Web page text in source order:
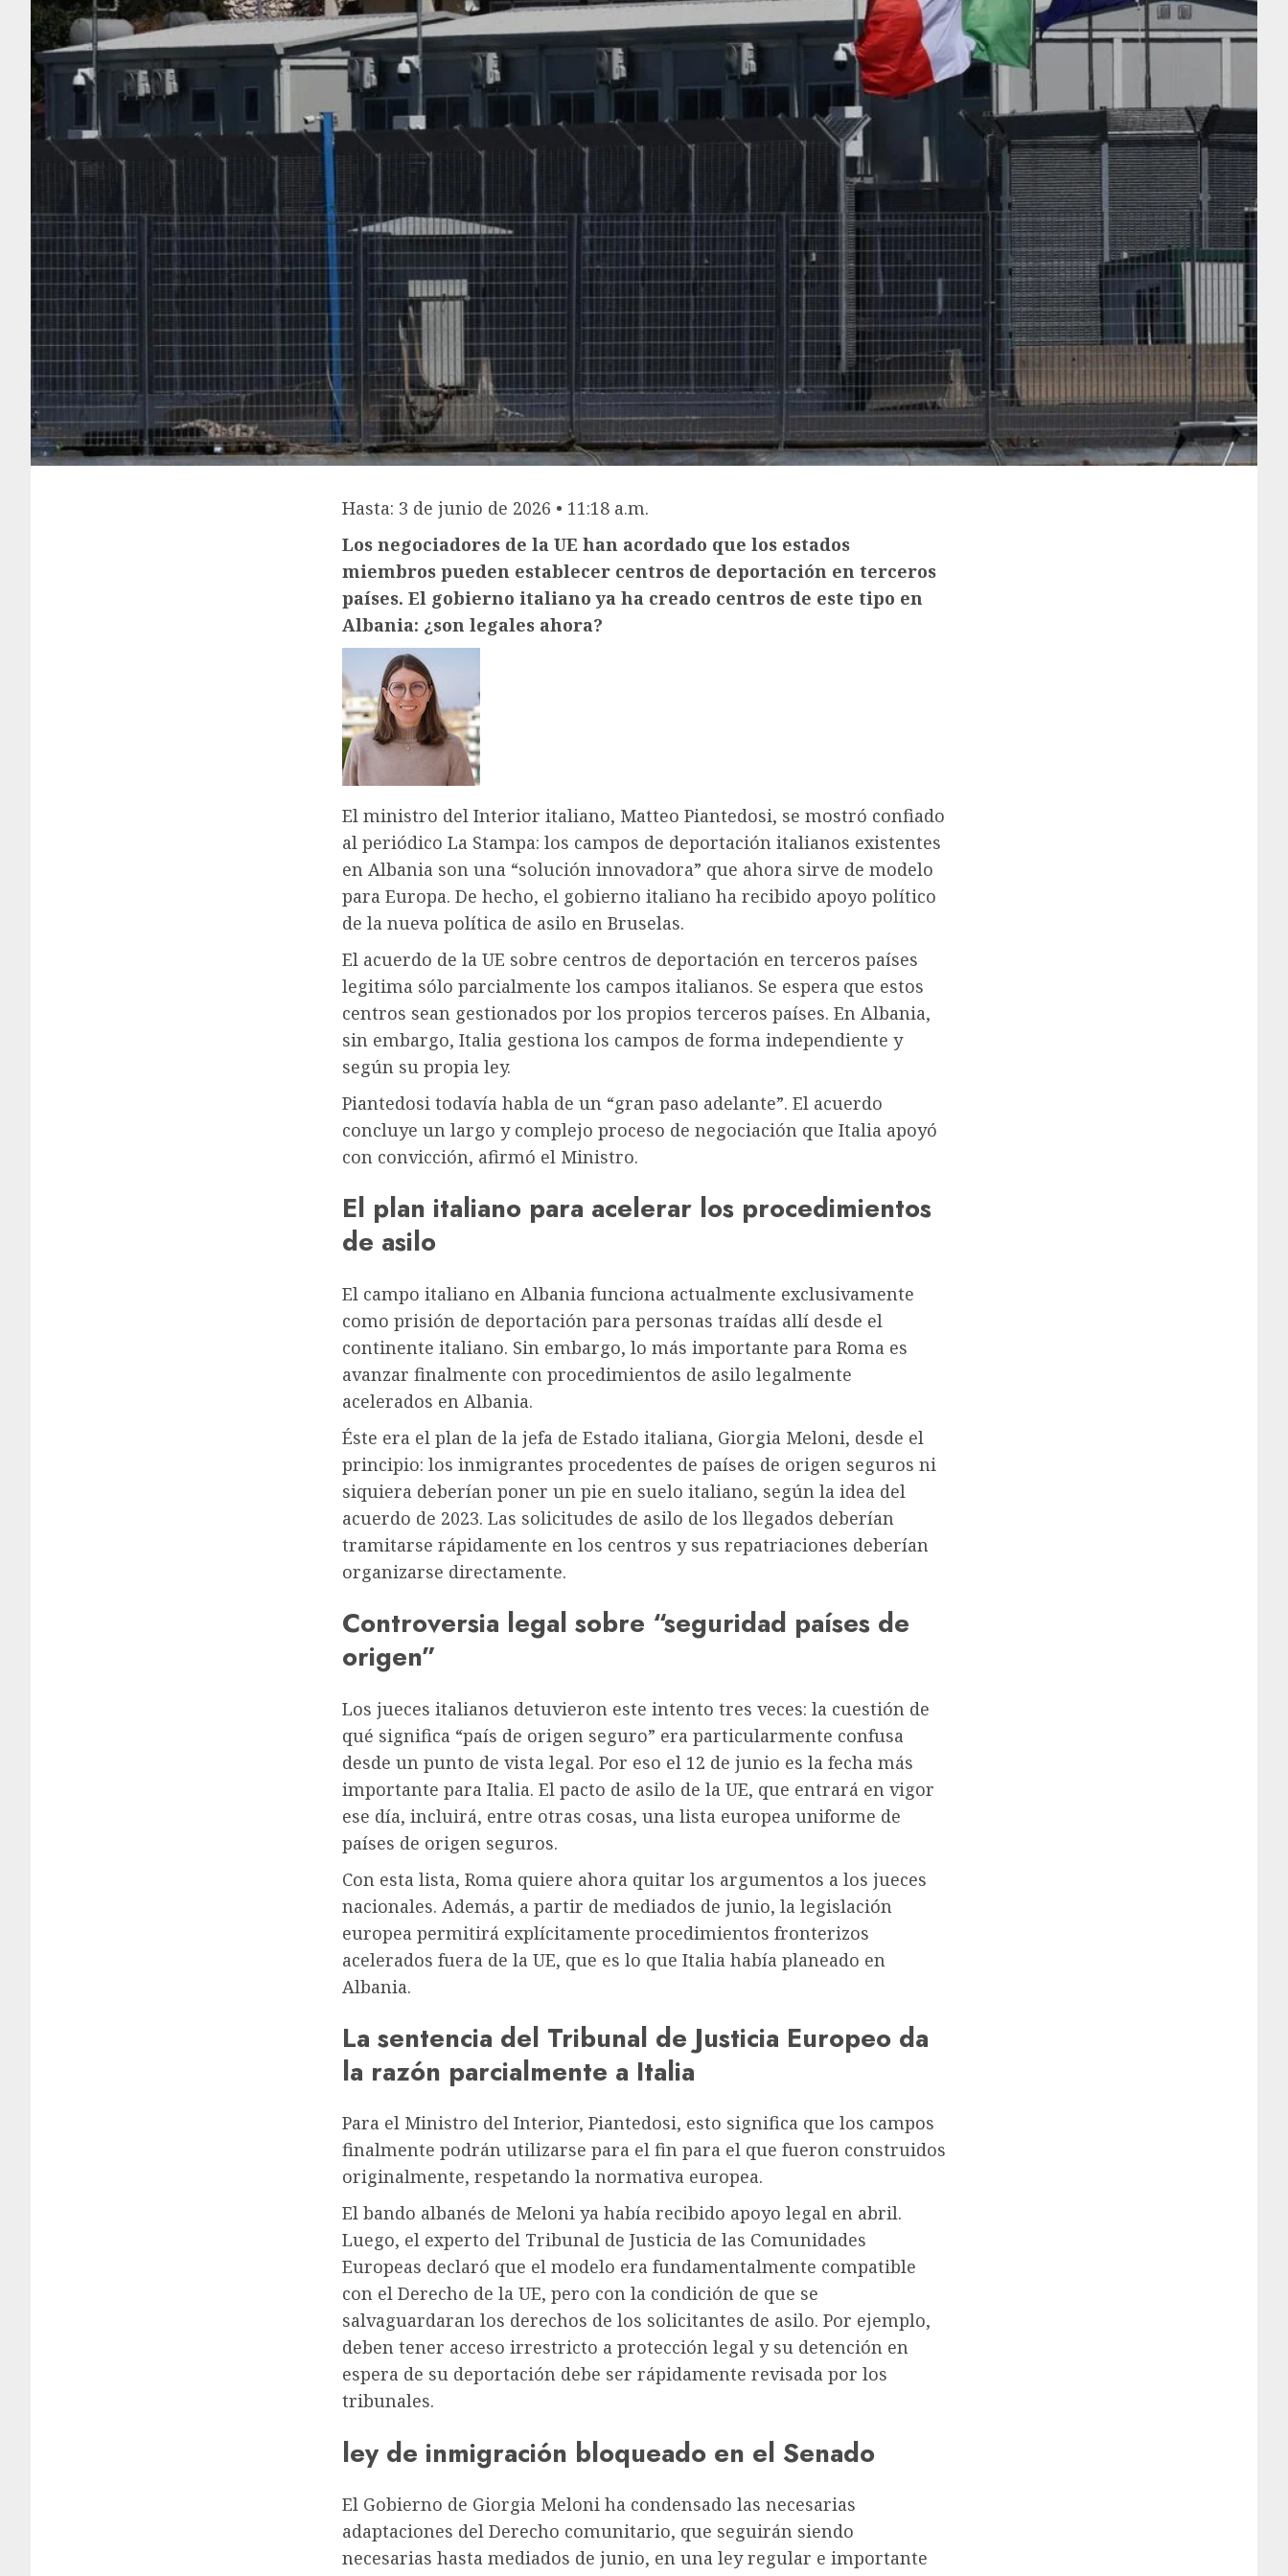
Hasta: 3 de junio de 2026 • 11:18 a.m.
Los negociadores de la UE han acordado que los estados
miembros pueden establecer centros de deportación en terceros
países. El gobierno italiano ya ha creado centros de este tipo en
Albania: ¿son legales ahora?
El ministro del Interior italiano, Matteo Piantedosi, se mostró confiado
al periódico La Stampa: los campos de deportación italianos existentes
en Albania son una “solución innovadora” que ahora sirve de modelo
para Europa. De hecho, el gobierno italiano ha recibido apoyo político
de la nueva política de asilo en Bruselas.
El acuerdo de la UE sobre centros de deportación en terceros países
legitima sólo parcialmente los campos italianos. Se espera que estos
centros sean gestionados por los propios terceros países. En Albania,
sin embargo, Italia gestiona los campos de forma independiente y
según su propia ley.
Piantedosi todavía habla de un “gran paso adelante”. El acuerdo
concluye un largo y complejo proceso de negociación que Italia apoyó
con convicción, afirmó el Ministro.
El plan italiano para acelerar los procedimientos
de asilo
El campo italiano en Albania funciona actualmente exclusivamente
como prisión de deportación para personas traídas allí desde el
continente italiano. Sin embargo, lo más importante para Roma es
avanzar finalmente con procedimientos de asilo legalmente
acelerados en Albania.
Éste era el plan de la jefa de Estado italiana, Giorgia Meloni, desde el
principio: los inmigrantes procedentes de países de origen seguros ni
siquiera deberían poner un pie en suelo italiano, según la idea del
acuerdo de 2023. Las solicitudes de asilo de los llegados deberían
tramitarse rápidamente en los centros y sus repatriaciones deberían
organizarse directamente.
Controversia legal sobre “seguridad países de
origen”
Los jueces italianos detuvieron este intento tres veces: la cuestión de
qué significa “país de origen seguro” era particularmente confusa
desde un punto de vista legal. Por eso el 12 de junio es la fecha más
importante para Italia. El pacto de asilo de la UE, que entrará en vigor
ese día, incluirá, entre otras cosas, una lista europea uniforme de
países de origen seguros.
Con esta lista, Roma quiere ahora quitar los argumentos a los jueces
nacionales. Además, a partir de mediados de junio, la legislación
europea permitirá explícitamente procedimientos fronterizos
acelerados fuera de la UE, que es lo que Italia había planeado en
Albania.
La sentencia del Tribunal de Justicia Europeo da
la razón parcialmente a Italia
Para el Ministro del Interior, Piantedosi, esto significa que los campos
finalmente podrán utilizarse para el fin para el que fueron construidos
originalmente, respetando la normativa europea.
El bando albanés de Meloni ya había recibido apoyo legal en abril.
Luego, el experto del Tribunal de Justicia de las Comunidades
Europeas declaró que el modelo era fundamentalmente compatible
con el Derecho de la UE, pero con la condición de que se
salvaguardaran los derechos de los solicitantes de asilo. Por ejemplo,
deben tener acceso irrestricto a protección legal y su detención en
espera de su deportación debe ser rápidamente revisada por los
tribunales.
ley de inmigración bloqueado en el Senado
El Gobierno de Giorgia Meloni ha condensado las necesarias
adaptaciones del Derecho comunitario, que seguirán siendo
necesarias hasta mediados de junio, en una ley regular e importante